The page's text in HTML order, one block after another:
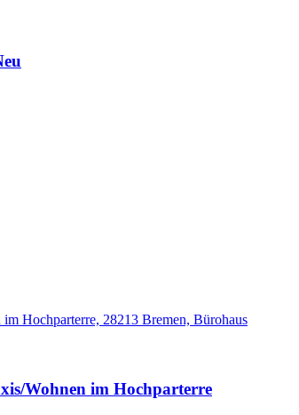
Wohnen im Hochparterre